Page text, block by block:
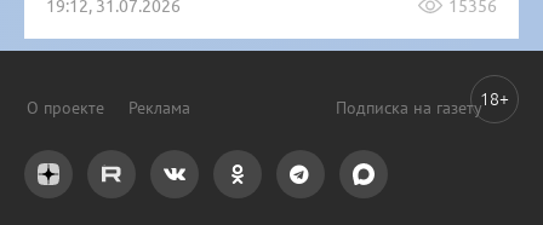
19:12, 31.07.2026 15356
О проекте Реклама Подписка на газету18+